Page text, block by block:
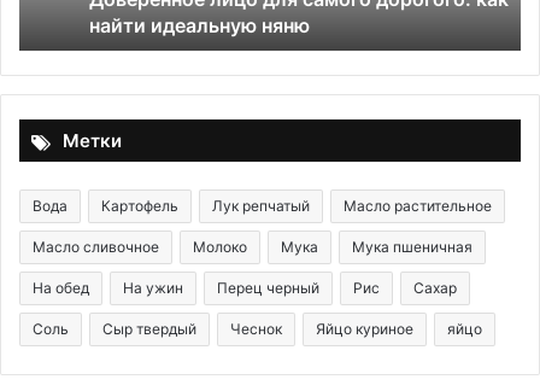
найти идеальную няню
Метки
Вода Картофель Лук репчатый Масло растительное
Масло сливочное Молоко Мука Мука пшеничная
На обед На ужин Перец черный Рис Сахар
Соль Сыр твердый Чеснок Яйцо куриное яйцо